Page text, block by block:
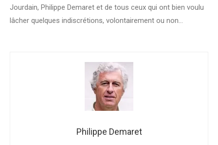
Jourdain, Philippe Demaret et de tous ceux qui ont bien voulu
lâcher quelques indiscrétions, volontairement ou non…
Philippe Demaret